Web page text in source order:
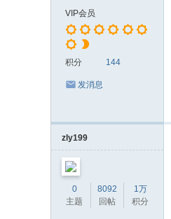
VIP会员
积分 144
发消息
zly199
0
主题
8092
回帖
1万
积分